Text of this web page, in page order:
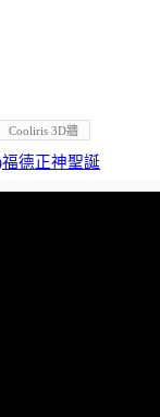
Cooliris 3D牆
德正神聖誕